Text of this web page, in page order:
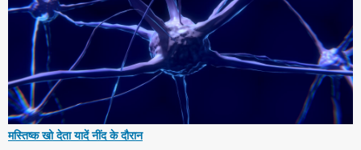
मस्तिष्क खो देता यादें नींद के दौरान